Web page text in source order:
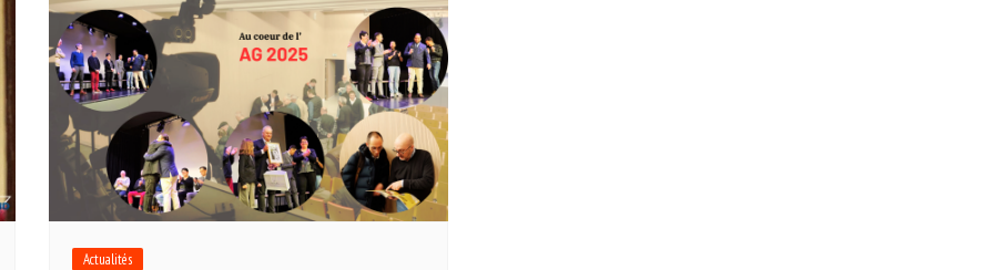
Actualités